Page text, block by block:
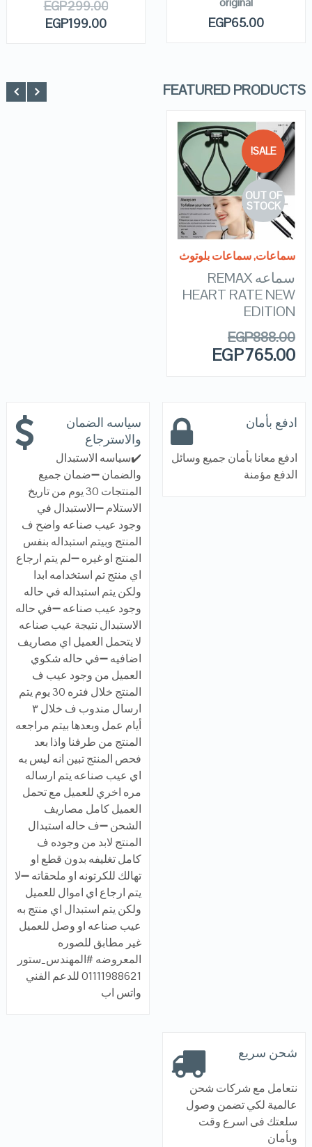
EGP65.00
EGP299.00
EGP199.00
FEATURED PRODUCTS
SALE!
OUT OF
STOCK
QUICK LOOK
VIEW DETAILS
READ MORE
سماعات,سماعات بلوتوث
سماعه REMAX
HEART RATE NEW
EDITION
EGP888.00
EGP765.00
ادفع بأمان
ادفع معانا بأمان جميع وسائل
الدفع مؤمنة
سياسه الضمان
والاسترجاع
✔️سياسه الاستبدال
والضمان ➖ضمان جميع
المنتجات 30 يوم من تاريخ
الاستلام ➖الاستبدال في
وجود عيب صناعه واضح ف
المنتج وبيتم استبداله بنفس
المنتج او غيره ➖لم يتم ارجاع
اي منتج تم استخدامه ابدا
ولكن يتم استبداله في حاله
وجود عيب صناعه ➖في حاله
الاستبدال نتيجة عيب صناعه
لا يتحمل العميل اي مصاريف
اضافيه ➖في حاله شكوي
العميل من وجود عيب ف
المنتج خلال فتره 30 يوم يتم
ارسال مندوب ف خلال ٣
أيام عمل وبعدها بيتم مراجعه
المنتج من طرفنا واذا بعد
فحص المنتج تبين انه ليس به
اي عيب صناعه يتم ارساله
مره اخري للعميل مع تحمل
العميل كامل مصاريف
الشحن ➖ف حاله استبدال
المنتج لابد من وجوده ف
كامل تغليفه بدون قطع او
تهالك للكرتونه او ملحقاته ➖لا
يتم ارجاع اي اموال للعميل
ولكن يتم استبدال اي منتج به
عيب صناعه او وصل للعميل
غير مطابق للصوره
المعروضه #المهندس_ستور
01111988621 للدعم الفني
واتس اب
شحن سريع
نتعامل مع شركات شحن
عالمية لكي تضمن وصول
سلعتك فى اسرع وقت
وبأمان